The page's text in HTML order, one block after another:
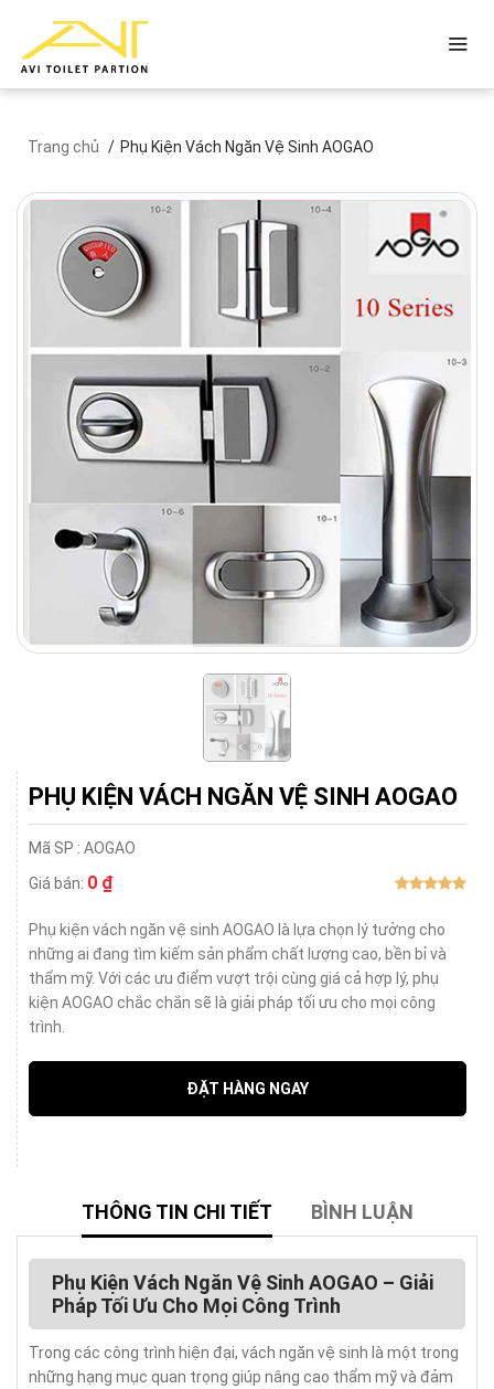
Trang chủ Phụ Kiện Vách Ngăn Vệ Sinh AOGAO
PHỤ KIỆN VÁCH NGĂN VỆ SINH AOGAO
Mã SP : AOGAO
Giá bán: 0 ₫
Phụ kiện vách ngăn vệ sinh AOGAO là lựa chọn lý tưởng cho
những ai đang tìm kiếm sản phẩm chất lượng cao, bền bỉ và
thẩm mỹ. Với các ưu điểm vượt trội cùng giá cả hợp lý, phụ
kiện AOGAO chắc chắn sẽ là giải pháp tối ưu cho mọi công
trình.
ĐẶT HÀNG NGAY
THÔNG TIN CHI TIẾT BÌNH LUẬN
Phụ Kiện Vách Ngăn Vệ Sinh AOGAO – Giải
Pháp Tối Ưu Cho Mọi Công Trình
Trong các công trình hiện đại, vách ngăn vệ sinh là một trong
những hạng mục quan trọng giúp nâng cao thẩm mỹ và đảm